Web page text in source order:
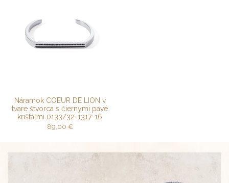
Náramok COEUR DE LION v
tvare štvorca s čiernými pavé
krištáľmi 0133/32-1317-16
89,00 €